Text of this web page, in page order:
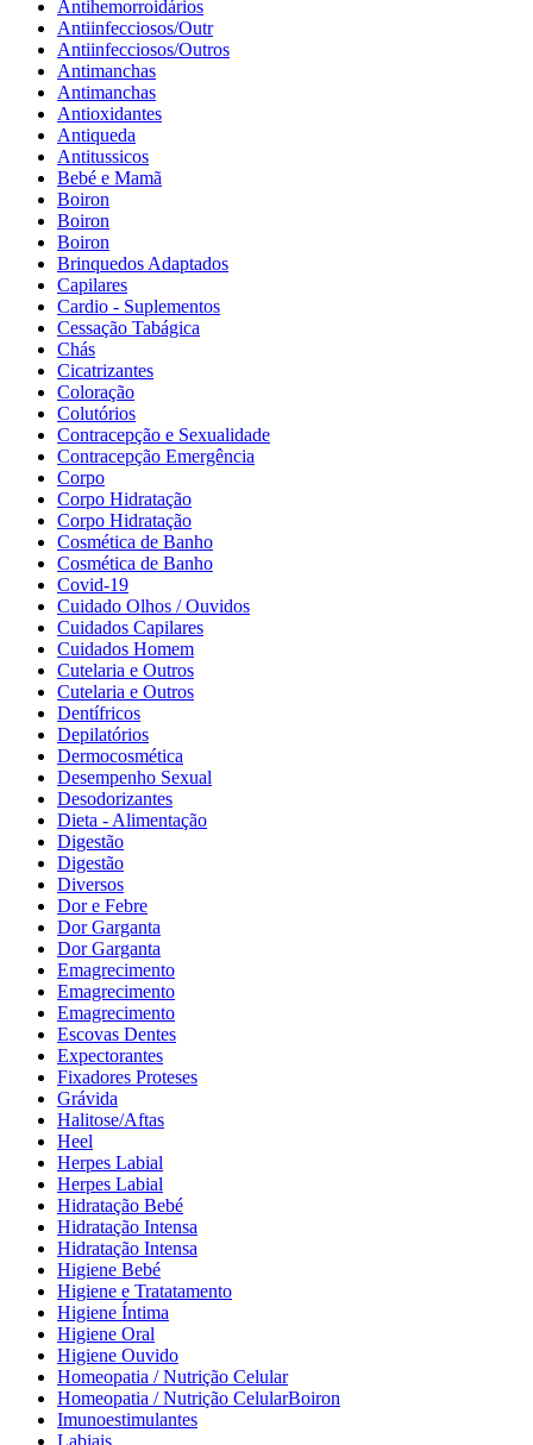
Antihemorroidários
Antiinfecciosos/Outr
Antiinfecciosos/Outros
Antimanchas
Antimanchas
Antioxidantes
Antiqueda
Antitussicos
Bebé e Mamã
Boiron
Boiron
Boiron
Brinquedos Adaptados
Capilares
Cardio - Suplementos
Cessação Tabágica
Chás
Cicatrizantes
Coloração
Colutórios
Contracepção e Sexualidade
Contracepção Emergência
Corpo
Corpo Hidratação
Corpo Hidratação
Cosmética de Banho
Cosmética de Banho
Covid-19
Cuidado Olhos / Ouvidos
Cuidados Capilares
Cuidados Homem
Cutelaria e Outros
Cutelaria e Outros
Dentífricos
Depilatórios
Dermocosmética
Desempenho Sexual
Desodorizantes
Dieta - Alimentação
Digestão
Digestão
Diversos
Dor e Febre
Dor Garganta
Dor Garganta
Emagrecimento
Emagrecimento
Emagrecimento
Escovas Dentes
Expectorantes
Fixadores Proteses
Grávida
Halitose/Aftas
Heel
Herpes Labial
Herpes Labial
Hidratação Bebé
Hidratação Intensa
Hidratação Intensa
Higiene Bebé
Higiene e Tratatamento
Higiene Íntima
Higiene Oral
Higiene Ouvido
Homeopatia / Nutrição Celular
Homeopatia / Nutrição CelularBoiron
Imunoestimulantes
Labiais